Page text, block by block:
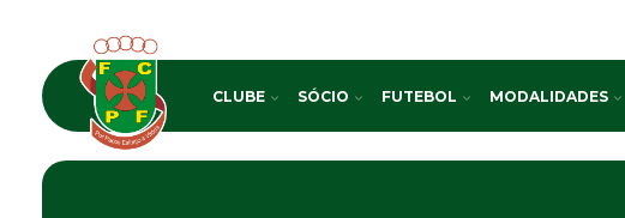
CLUBE SÓCIO FUTEBOL MODALIDADES